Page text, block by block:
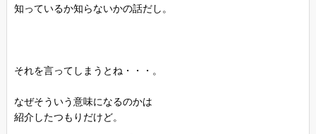
知っているか知らないかの話だし。
それを言ってしまうとね・・・。
なぜそういう意味になるのかは
紹介したつもりだけど。